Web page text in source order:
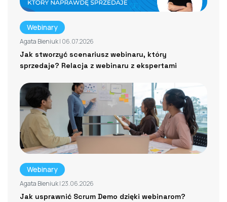
Webinary
Agata Bieniuk| 06.07.2026
Jak stworzyć scenariusz webinaru, który
sprzedaje? Relacja z webinaru z ekspertami
Webinary
Agata Bieniuk| 23.06.2026
Jak usprawnić Scrum Demo dzięki webinarom?